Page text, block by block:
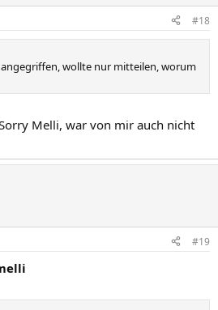
#18
angegriffen, wollte nur mitteilen, worum
Melli, war von mir auch nicht
#19